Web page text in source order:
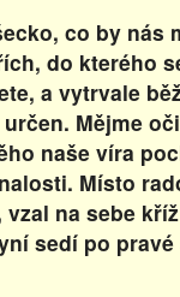
co by nás
do kterého
a vytrvale
Mějme
naše víra
Místo
vzal na sebe
sedí po